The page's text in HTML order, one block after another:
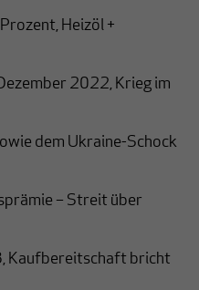
Heizöl +
2022, Krieg im
dem Ukraine-Schock
– Streit über
Kaufbereitschaft bricht